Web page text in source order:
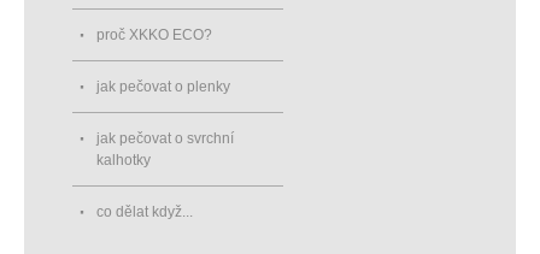
proč XKKO ECO?
jak pečovat o plenky
jak pečovat o svrchní
kalhotky
co dělat když...